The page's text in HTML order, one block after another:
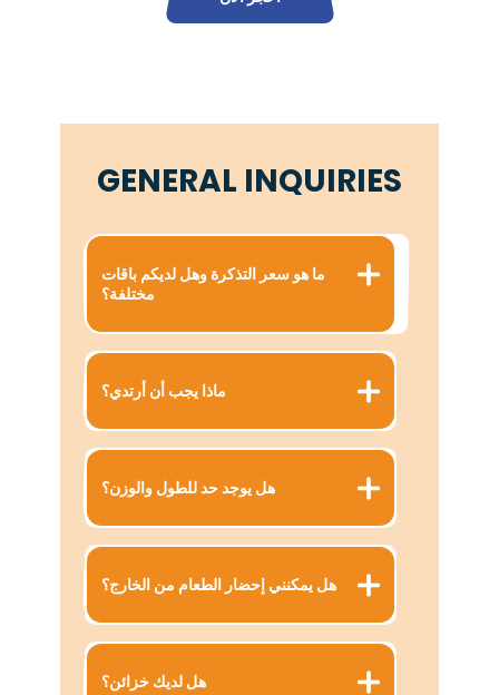
GENERAL INQUIRIES
ما هو سعر التذكرة وهل لديكم باقات
مختلفة؟
ماذا يجب أن أرتدي؟
هل يوجد حد للطول والوزن؟
هل يمكنني إحضار الطعام من الخارج؟
هل لديك خزائن؟